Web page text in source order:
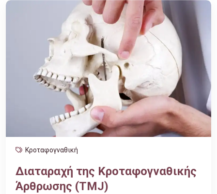
Κροταφογναθική
Διαταραχή της Κροταφογναθικής
Άρθρωσης (TMJ)